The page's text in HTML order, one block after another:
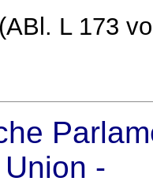
(ABl. L 173
-